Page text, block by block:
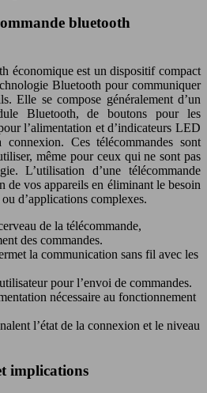
bluetooth
économique est un dispositif compact
Bluetooth pour communiquer
Elle se compose généralement d’un
Bluetooth, de boutons pour les
l’alimentation et d’indicateurs LED
Ces télécommandes sont
même pour ceux qui ne sont pas
L’utilisation d’une télécommande
vos appareils en éliminant le besoin
d’applications complexes.
de la télécommande,
des commandes.
la communication sans fil avec les
pour l’envoi de commandes.
nécessaire au fonctionnement
l’état de la connexion et le niveau
implications